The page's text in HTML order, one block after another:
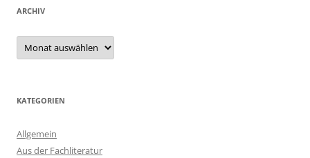
ARCHIV
Archiv
KATEGORIEN
Allgemein
Aus der Fachliteratur